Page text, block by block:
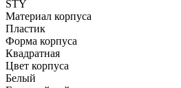
STY
Материал корпуса
Пластик
Форма корпуса
Квадратная
Цвет корпуса
Белый